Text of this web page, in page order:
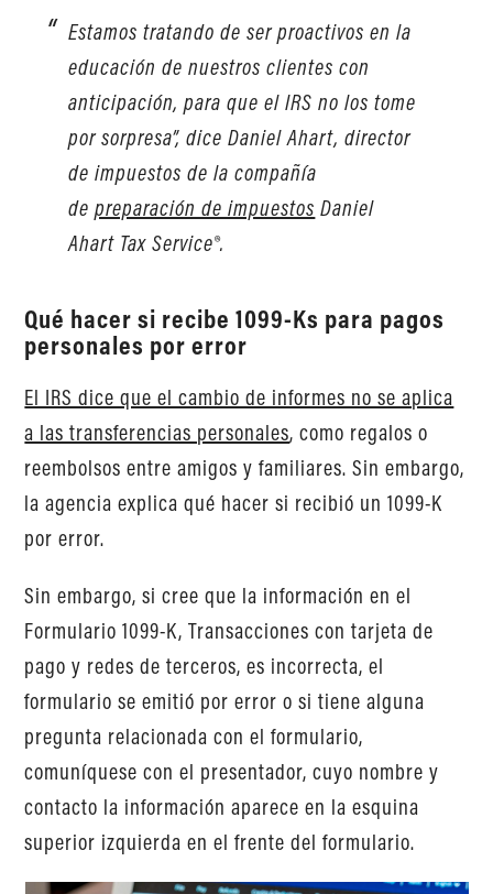
Estamos tratando de ser proactivos en la
educación de nuestros clientes con
anticipación, para que el IRS no los tome
por sorpresa”, dice Daniel Ahart, director
de impuestos de la compañía
depreparación de impuestos Daniel
Ahart Tax Service®.
Qué hacer si recibe 1099-Ks para pagos
personales por error
El IRS dice que el cambio de informes no se aplica
a las transferencias personales, como regalos o
reembolsos entre amigos y familiares. Sin embargo,
la agencia explica qué hacer si recibió un 1099-K
por error.
Sin embargo, si cree que la información en el
Formulario 1099-K, Transacciones con tarjeta de
pago y redes de terceros, es incorrecta, el
formulario se emitió por error o si tiene alguna
pregunta relacionada con el formulario,
comuníquese con el presentador, cuyo nombre y
contacto la información aparece en la esquina
superior izquierda en el frente del formulario.